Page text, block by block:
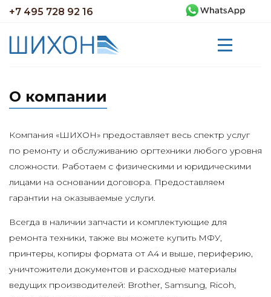
+7 495 728 92 16
О компании
Компания «ШИХОН» предоставляет весь спектр услуг
по ремонту и обслуживанию оргтехники любого уровня
сложности. Работаем с физическими и юридическими
лицами на основании договора. Предоставляем
гарантии на оказываемые услуги.
Всегда в наличии запчасти и комплектующие для
ремонта техники, также вы можете купить МФУ,
принтеры, копиры формата от A4 и выше, периферию,
уничтожители документов и расходные материалы
ведущих производителей: Brother, Samsung, Ricoh,